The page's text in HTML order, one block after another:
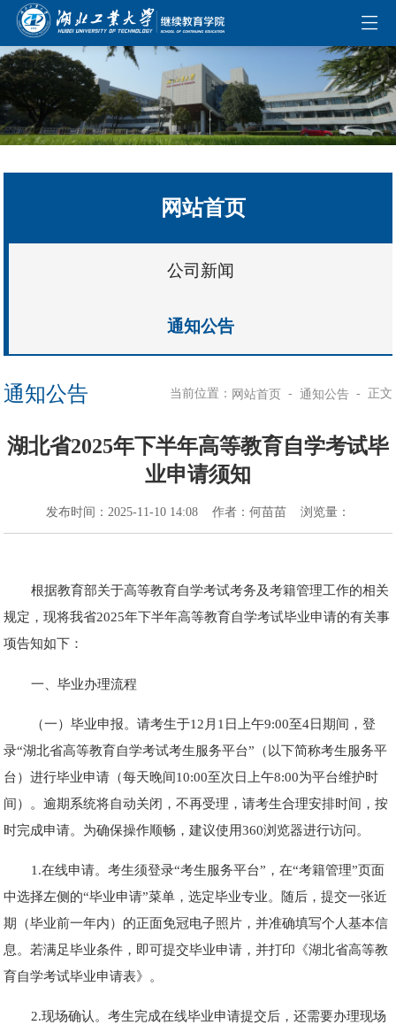
伟德国际(bevictor)官方网站-源自英国始于1946
网站首页
公司新闻
通知公告
通知公告 当前位置： 网站首页 - 通知公告 - 正文
湖北省2025年下半年高等教育自学考试毕
业申请须知
发布时间： 2025-11-10 14:08 作者： 何苗苗 浏览量：
根据教育部关于高等教育自学考试考务及考籍管理工作的相关
规定，现将我省2025年下半年高等教育自学考试毕业申请的有关事
项告知如下：
一、毕业办理流程
（一）毕业申报。请考生于12月1日上午9:00至4日期间，登
录“湖北省高等教育自学考试考生服务平台”（以下简称考生服务平
台）进行毕业申请（每天晚间10:00至次日上午8:00为平台维护时
间）。逾期系统将自动关闭，不再受理，请考生合理安排时间，按
时完成申请。为确保操作顺畅，建议使用360浏览器进行访问。
1.在线申请。考生须登录“考生服务平台”，在“考籍管理”页面
中选择左侧的“毕业申请”菜单，选定毕业专业。随后，提交一张近
期（毕业前一年内）的正面免冠电子照片，并准确填写个人基本信
息。若满足毕业条件，即可提交毕业申请，并打印《湖北省高等教
育自学考试毕业申请表》。
2.现场确认。考生完成在线毕业申请提交后，还需要办理现场